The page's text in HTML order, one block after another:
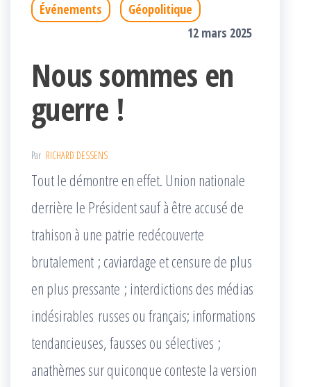
Événements
Géopolitique
12 mars 2025
Nous sommes en
guerre !
Par RICHARD DESSENS
Tout le démontre en effet. Union nationale
derrière le Président sauf à être accusé de
trahison à une patrie redécouverte
brutalement ; caviardage et censure de plus
en plus pressante ; interdictions des médias
indésirables russes ou français; informations
tendancieuses, fausses ou sélectives ;
anathèmes sur quiconque conteste la version